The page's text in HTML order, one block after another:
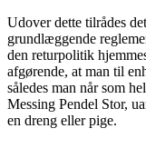
Udover dette tilrådes
grundlæggende
den returpolitik
afgørende, at man til
således man når som
Messing Pendel Stor,
en dreng eller pige.